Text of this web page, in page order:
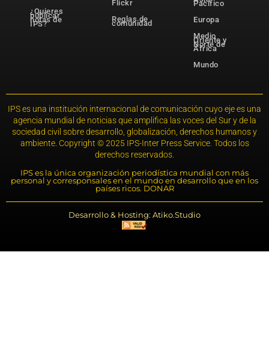
¿Quieres
publicar
notas de
IPS?
Flickr
Reglas de
comunidad
Pacífico
Europa
Medio
Oriente y
Norte de
África
Mundo
IPS es una institución internacional de comunicación cuyo eje es una
agencia mundial de noticias que amplifica las voces del Sur y de la
sociedad civil sobre desarrollo, globalización, derechos humanos y
ambiente. Copyright © 2025 IPS-Inter Press Service. Todos los
derechos reservados.
IPS es la única organización periodística mundial con más
personal y corresponsales en el mundo en desarrollo que en los
países ricos. DONAR
Desarrollo & Hosting: Atiko.Studio